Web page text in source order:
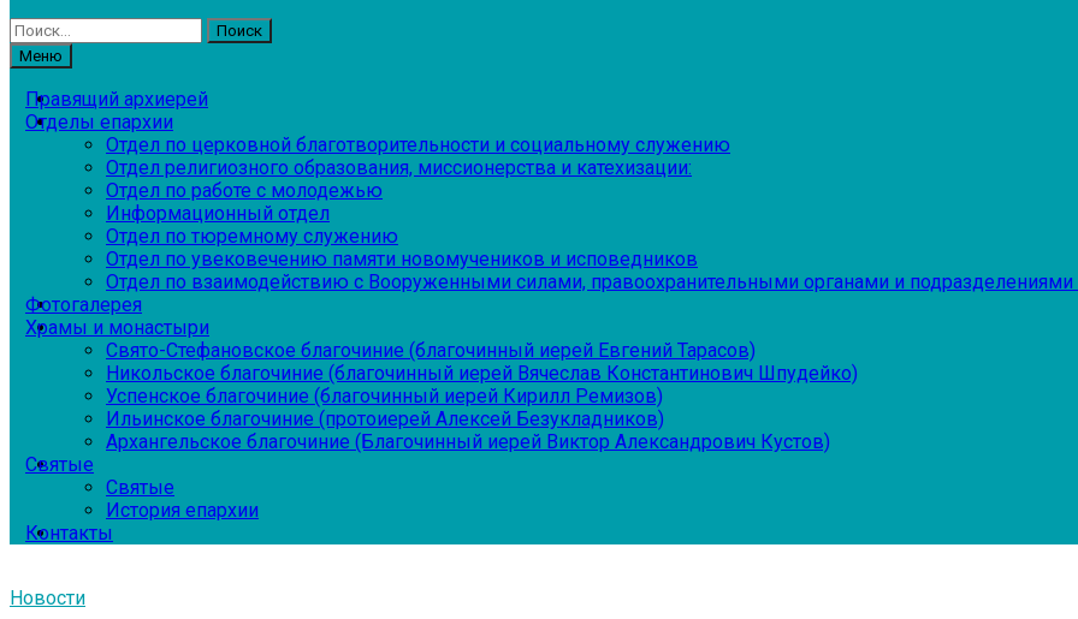
Найти:
Меню
Правящий архиерей
Отделы епархии
Отдел по церковной благотворительности и социальному служению
Отдел религиозного образования, миссионерства и катехизации:
Отдел по работе с молодежью
Информационный отдел
Отдел по тюремному служению
Отдел по увековечению памяти новомучеников и исповедников
Отдел по взаимодействию с Вооруженными силами, правоохранительными органами и
Фотогалерея
Храмы и монастыри
Свято-Стефановское благочиние (благочинный иерей Евгений Тарасов)
Никольское благочиние (благочинный иерей Вячеслав Константинович Шпудейко)
Успенское благочиние (благочинный иерей Кирилл Ремизов)
Ильинское благочиние (протоиерей Алексей Безукладников)
Архангельское благочиние (Благочинный иерей Виктор Александрович Кустов)
Святые
Святые
История епархии
Контакты
Новости